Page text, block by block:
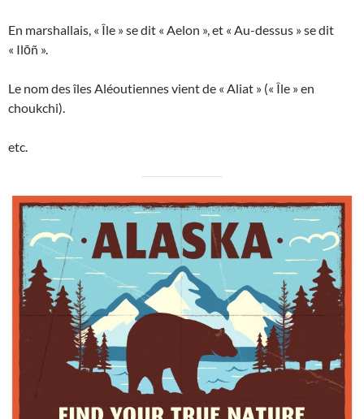
En marshallais, « Île » se dit « Aelon », et « Au-dessus » se dit
« Ilōñ ».
Le nom des îles Aléoutiennes vient de « Aliat » (« Île » en
choukchi).
etc.